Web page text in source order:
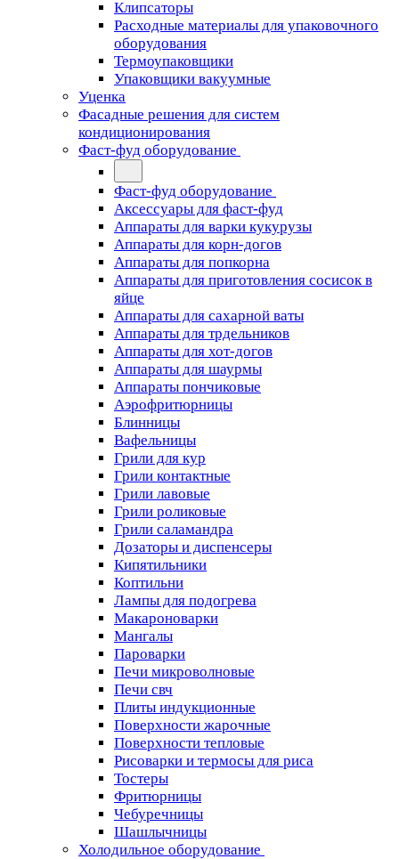
Клипсаторы
Расходные материалы для упаковочного
оборудования
Термоупаковщики
Упаковщики вакуумные
Уценка
Фасадные решения для систем
кондиционирования
Фаст-фуд оборудование
Фаст-фуд оборудование
Аксессуары для фаст-фуд
Аппараты для варки кукурузы
Аппараты для корн-догов
Аппараты для попкорна
Аппараты для приготовления сосисок в
яйце
Аппараты для сахарной ваты
Аппараты для трдельников
Аппараты для хот-догов
Аппараты для шаурмы
Аппараты пончиковые
Аэрофритюрницы
Блинницы
Вафельницы
Грили для кур
Грили контактные
Грили лавовые
Грили роликовые
Грили саламандра
Дозаторы и диспенсеры
Кипятильники
Коптильни
Лампы для подогрева
Макароноварки
Мангалы
Пароварки
Печи микроволновые
Печи свч
Плиты индукционные
Поверхности жарочные
Поверхности тепловые
Рисоварки и термосы для риса
Тостеры
Фритюрницы
Чебуречницы
Шашлычницы
Холодильное оборудование